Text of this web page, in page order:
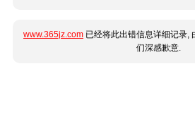
www.365jz.com 已经将此出错信息详细记录,
们深感歉意.